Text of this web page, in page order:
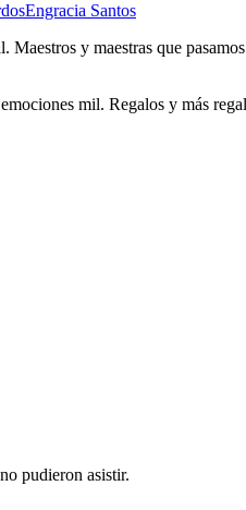
Engracia Santos
y maestras que
mil. Regalos y más
pudieron asistir.